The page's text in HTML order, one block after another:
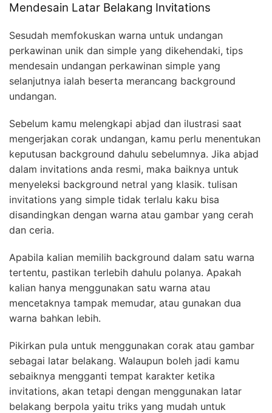
Mendesain Latar Belakang Invitations
Sesudah memfokuskan warna untuk undangan
perkawinan unik dan simple yang dikehendaki, tips
mendesain undangan perkawinan simple yang
selanjutnya ialah beserta merancang background
undangan.
Sebelum kamu melengkapi abjad dan ilustrasi saat
mengerjakan corak undangan, kamu perlu menentukan
keputusan background dahulu sebelumnya. Jika abjad
dalam invitations anda resmi, maka baiknya untuk
menyeleksi background netral yang klasik. tulisan
invitations yang simple tidak terlalu kaku bisa
disandingkan dengan warna atau gambar yang cerah
dan ceria.
Apabila kalian memilih background dalam satu warna
tertentu, pastikan terlebih dahulu polanya. Apakah
kalian hanya menggunakan satu warna atau
mencetaknya tampak memudar, atau gunakan dua
warna bahkan lebih.
Pikirkan pula untuk menggunakan corak atau gambar
sebagai latar belakang. Walaupun boleh jadi kamu
sebaiknya mengganti tempat karakter ketika
invitations, akan tetapi dengan menggunakan latar
belakang berpola yaitu triks yang mudah untuk